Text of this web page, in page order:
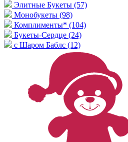
Элитные Букеты (57)
Монобукеты (98)
Комплименты* (104)
Букеты-Сердце (24)
с Шаром Баблс (12)